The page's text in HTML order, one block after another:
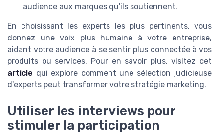
audience aux marques qu'ils soutiennent.
En choisissant les experts les plus pertinents, vous
donnez une voix plus humaine à votre entreprise,
aidant votre audience à se sentir plus connectée à vos
produits ou services. Pour en savoir plus, visitez cet
article qui explore comment une sélection judicieuse
d'experts peut transformer votre stratégie marketing.
Utiliser les interviews pour
stimuler la participation